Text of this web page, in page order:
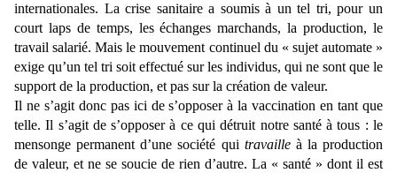
internationales. La crise sanitaire a soumis à un tel tri, pour un
court laps de temps, les échanges marchands, la production, le
travail salarié. Mais le mouvement continuel du « sujet automate »
exige qu’un tel tri soit effectué sur les individus, qui ne sont que le
support de la production, et pas sur la création de valeur.
Il ne s’agit donc pas ici de s’opposer à la vaccination en tant que
telle. Il s’agit de s’opposer à ce qui détruit notre santé à tous : le
mensonge permanent d’une société qui travailleà la production
de valeur, et ne se soucie de rien d’autre. La « santé » dont il est